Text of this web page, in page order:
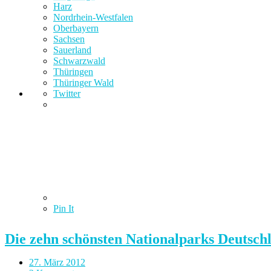
Harz
Nordrhein-Westfalen
Oberbayern
Sachsen
Sauerland
Schwarzwald
Thüringen
Thüringer Wald
Twitter
Pin It
Die zehn schönsten Nationalparks
27. März 2012